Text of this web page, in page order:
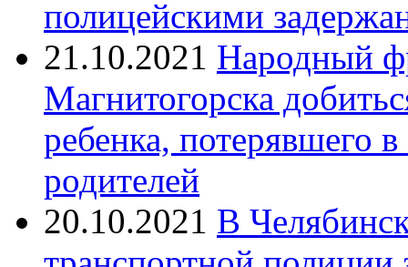
полицейскими
21.10.2021 Народный
Магнитогорска
ребенка, потерявшего
родителей
20.10.2021 В